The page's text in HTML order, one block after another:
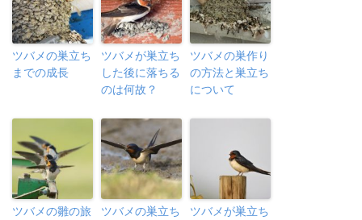
ツバメの巣立ち
までの成長
ツバメが巣立ち
した後に落ちる
のは何故？
ツバメの巣作り
の方法と巣立ち
について
ツバメの雛の旅
ツバメの巣立ち
ツバメが巣立ち